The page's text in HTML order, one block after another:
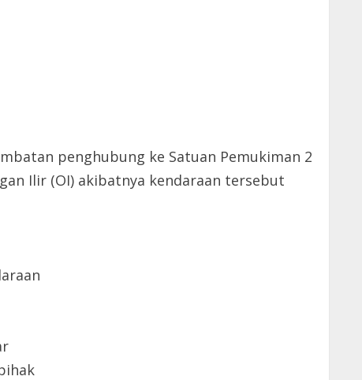
penghubung ke Satuan Pemukiman 2
Ilir (OI) akibatnya kendaraan tersebut